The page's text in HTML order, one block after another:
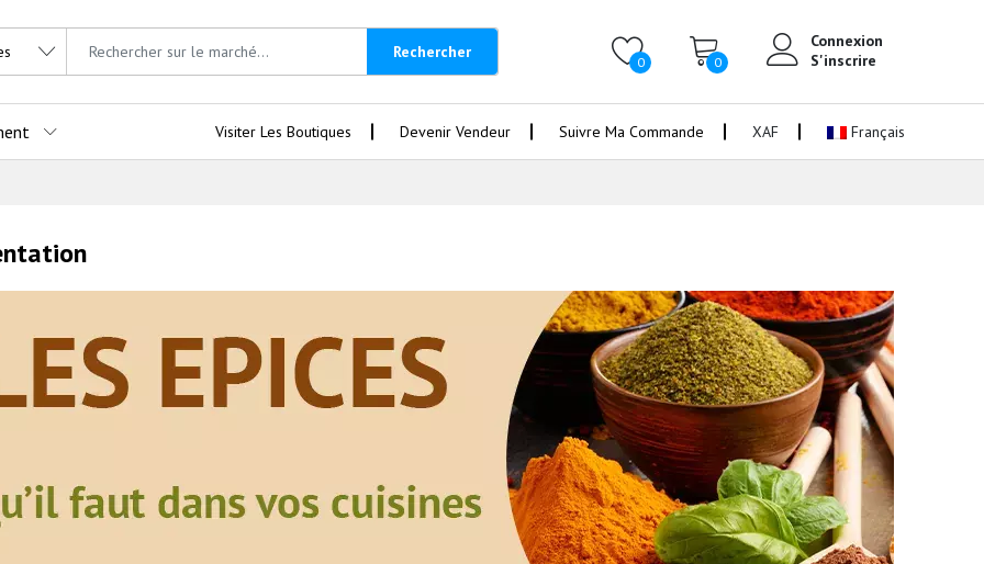
Rechercher
0 0
Connexion
S'inscrire
Visiter Les Boutiques Devenir Vendeur Suivre Ma Commande XAF Français